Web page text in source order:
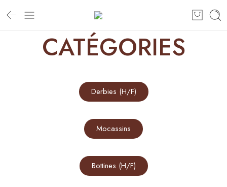
CATÉGORIES
Derbies (H/F)
Mocassins
Bottines (H/F)